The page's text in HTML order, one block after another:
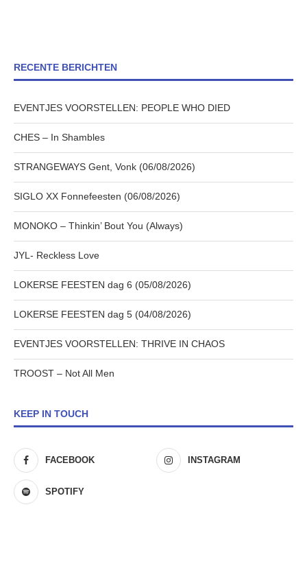
RECENTE BERICHTEN
EVENTJES VOORSTELLEN: PEOPLE WHO DIED
CHES – In Shambles
STRANGEWAYS Gent, Vonk (06/08/2026)
SIGLO XX Fonnefeesten (06/08/2026)
MONOKO – Thinkin’ Bout You (Always)
JYL- Reckless Love
LOKERSE FEESTEN dag 6 (05/08/2026)
LOKERSE FEESTEN dag 5 (04/08/2026)
EVENTJES VOORSTELLEN: THRIVE IN CHAOS
TROOST – Not All Men
KEEP IN TOUCH
FACEBOOK INSTAGRAM
SPOTIFY